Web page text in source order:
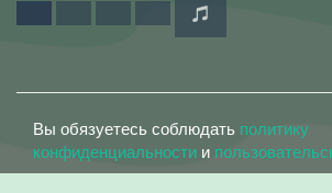
Вы обязуетесь соблюдать политику
конфиденциальности и